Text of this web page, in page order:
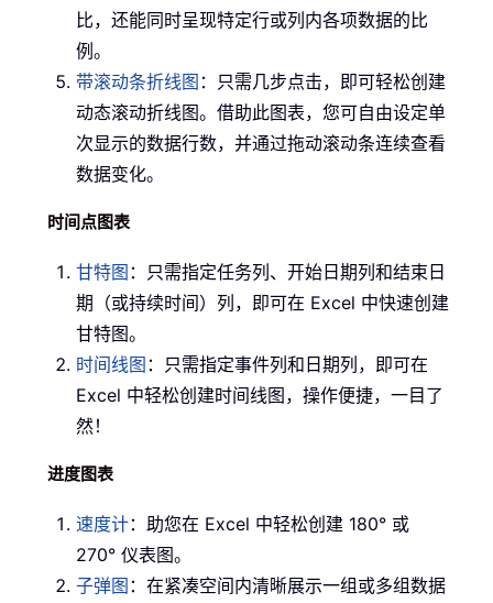
比，还能同时呈现特定行或列内各项数据的比
例。
带滚动条折线图 ：只需几步点击，即可轻松创建
动态滚动折线图。借助此图表，您可自由设定单
次显示的数据行数，并通过拖动滚动条连续查看
数据变化。
时间点图表
甘特图 ：只需指定任务列、开始日期列和结束日
期（或持续时间）列，即可在 Excel 中快速创建
甘特图。
时间线图 ：只需指定事件列和日期列，即可在
Excel 中轻松创建时间线图，操作便捷，一目了
然！
进度图表
速度计：助您在 Excel 中轻松创建 180° 或
270° 仪表图。
子弹图 ：在紧凑空间内清晰展示一组或多组数据